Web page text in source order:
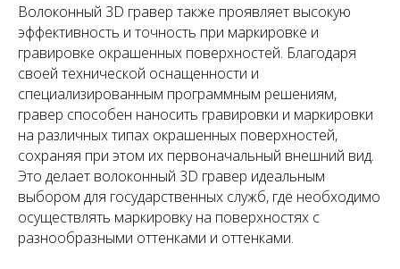
Волоконный 3D гравер также проявляет высокую
эффективность и точность при маркировке и
гравировке окрашенных поверхностей. Благодаря
своей технической оснащенности и
специализированным программным решениям,
гравер способен наносить гравировки и маркировки
на различных типах окрашенных поверхностей,
сохраняя при этом их первоначальный внешний вид.
Это делает волоконный 3D гравер идеальным
выбором для государственных служб, где необходимо
осуществлять маркировку на поверхностях с
разнообразными оттенками и оттенками.